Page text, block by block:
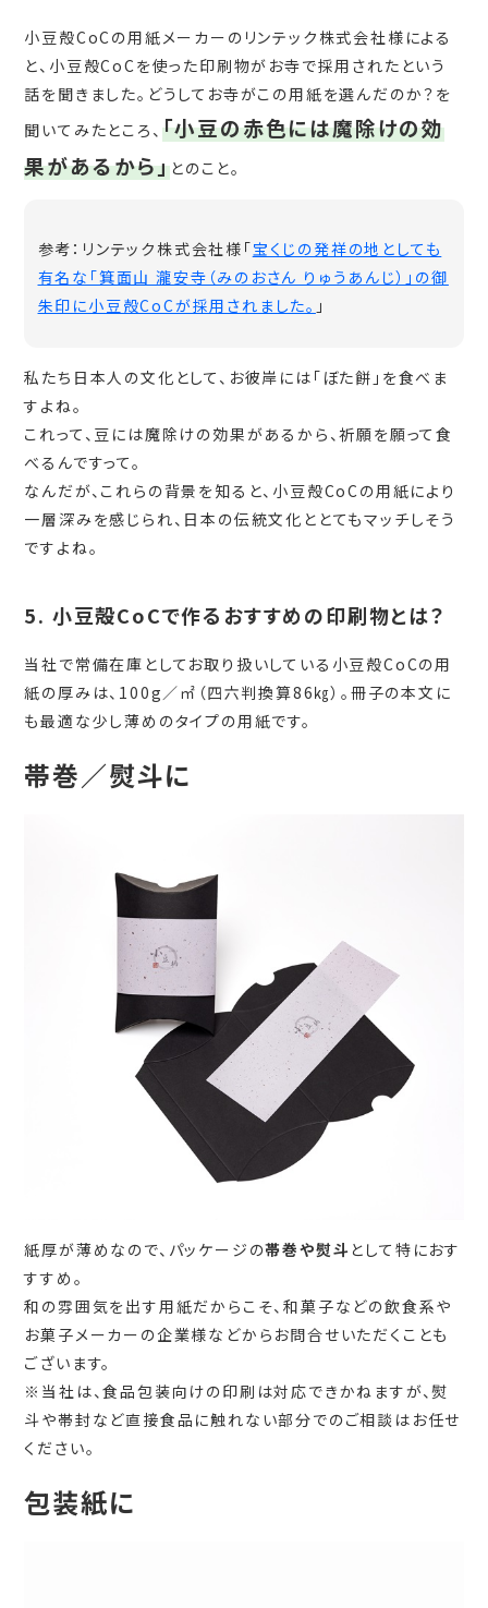
小豆殻CoCの用紙メーカーのリンテック株式会社様による
と、小豆殻CoCを使った印刷物がお寺で採用されたという
話を聞きました。どうしてお寺がこの用紙を選んだのか？を
聞いてみたところ、 「小豆の赤色には魔除けの効
果があるから」とのこと。
参考：リンテック株式会社様「宝くじの発祥の地としても
有名な「箕面山 瀧安寺（みのおさん りゅうあんじ）」の御
朱印に小豆殻CoCが採用されました。 」
私たち日本人の文化として、お彼岸には「ぼた餅」を食べま
すよね。
これって、豆には魔除けの効果があるから、祈願を願って食
べるんですって。
なんだが、これらの背景を知ると、小豆殻CoCの用紙により
一層深みを感じられ、日本の伝統文化ととてもマッチしそう
ですよね。
5. 小豆殻CoCで作るおすすめの印刷物とは？
当社で常備在庫としてお取り扱いしている小豆殻CoCの用
紙の厚みは、100g／㎡（四六判換算86㎏）。冊子の本文に
も最適な少し薄めのタイプの用紙です。
帯巻／熨斗に
紙厚が薄めなので、パッケージの帯巻や熨斗として特におす
すすめ。
和の雰囲気を出す用紙だからこそ、和菓子などの飲食系や
お菓子メーカーの企業様などからお問合せいただくことも
ございます。
※当社は、食品包装向けの印刷は対応できかねますが、熨
斗や帯封など直接食品に触れない部分でのご相談はお任せ
ください。
包装紙に